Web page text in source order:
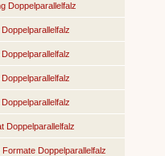
Doppelparallelfalz
Doppelparallelfalz
Doppelparallelfalz
Doppelparallelfalz
Doppelparallelfalz
Doppelparallelfalz
Formate Doppelparallelfalz